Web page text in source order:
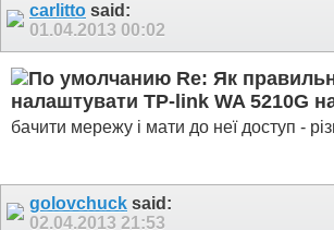
carlitto said:
01.04.2013 00:02
Re: Як
налаштувати TP-link WA 5210G
бачити мережу і мати до неї доступ -
golovchuck said:
02.04.2013 21:53